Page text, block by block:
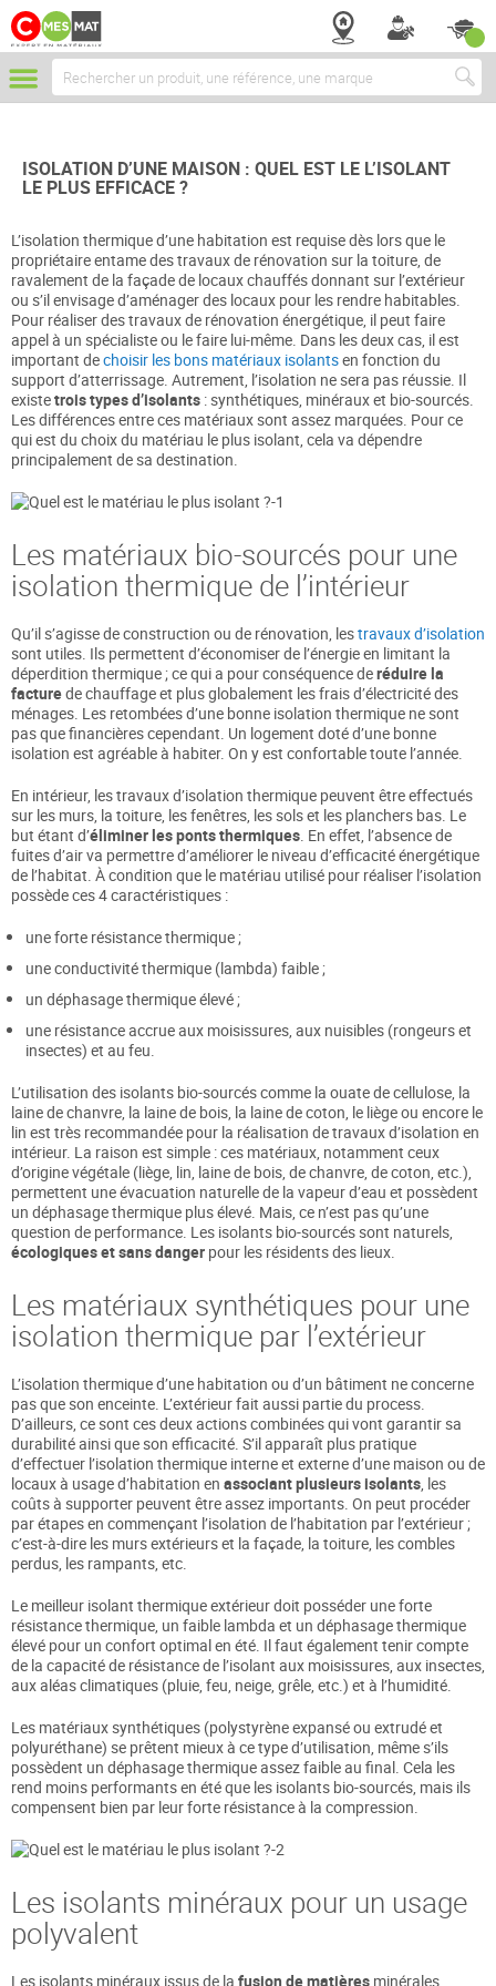
Chercher
ISOLATION D’UNE MAISON : QUEL EST LE L’ISOLANT
LE PLUS EFFICACE ?
L’isolation thermique d’une habitation est requise dès lors que le
propriétaire entame des travaux de rénovation sur la toiture, de
ravalement de la façade de locaux chauffés donnant sur l’extérieur
ou s’il envisage d’aménager des locaux pour les rendre habitables.
Pour réaliser des travaux de rénovation énergétique, il peut faire
appel à un spécialiste ou le faire lui-même. Dans les deux cas, il est
important dechoisir les bons matériaux isolantsen fonction du
support d’atterrissage. Autrement, l’isolation ne sera pas réussie. Il
existetrois types d’isolants : synthétiques, minéraux et bio-sourcés.
Les différences entre ces matériaux sont assez marquées. Pour ce
qui est du choix du matériau le plus isolant, cela va dépendre
principalement de sa destination.
Les matériaux bio-sourcés pour une
isolation thermique de l’intérieur
Qu’il s’agisse de construction ou de rénovation, lestravaux d’isolation
sont utiles. Ils permettent d’économiser de l’énergie en limitant la
déperdition thermique ; ce qui a pour conséquence deréduire la
facturede chauffage et plus globalement les frais d’électricité des
ménages. Les retombées d’une bonne isolation thermique ne sont
pas que financières cependant. Un logement doté d’une bonne
isolation est agréable à habiter. On y est confortable toute l’année.
En intérieur, les travaux d’isolation thermique peuvent être effectués
sur les murs, la toiture, les fenêtres, les sols et les planchers bas. Le
but étant d’éliminer les ponts thermiques. En effet, l’absence de
fuites d’air va permettre d’améliorer le niveau d’efficacité énergétique
de l’habitat. À condition que le matériau utilisé pour réaliser l’isolation
possède ces 4 caractéristiques :
une forte résistance thermique ;
une conductivité thermique (lambda) faible ;
un déphasage thermique élevé ;
une résistance accrue aux moisissures, aux nuisibles (rongeurs et
insectes) et au feu.
L’utilisation des isolants bio-sourcés comme la ouate de cellulose, la
laine de chanvre, la laine de bois, la laine de coton, le liège ou encore le
lin est très recommandée pour la réalisation de travaux d’isolation en
intérieur. La raison est simple : ces matériaux, notamment ceux
d’origine végétale (liège, lin, laine de bois, de chanvre, de coton, etc.),
permettent une évacuation naturelle de la vapeur d’eau et possèdent
un déphasage thermique plus élevé. Mais, ce n’est pas qu’une
question de performance. Les isolants bio-sourcés sont naturels,
écologiques et sans danger pour les résidents des lieux.
Les matériaux synthétiques pour une
isolation thermique par l’extérieur
L’isolation thermique d’une habitation ou d’un bâtiment ne concerne
pas que son enceinte. L’extérieur fait aussi partie du process.
D’ailleurs, ce sont ces deux actions combinées qui vont garantir sa
durabilité ainsi que son efficacité. S’il apparaît plus pratique
d’effectuer l’isolation thermique interne et externe d’une maison ou de
locaux à usage d’habitation en associant plusieurs isolants, les
coûts à supporter peuvent être assez importants. On peut procéder
par étapes en commençant l’isolation de l’habitation par l’extérieur ;
c’est-à-dire les murs extérieurs et la façade, la toiture, les combles
perdus, les rampants, etc.
Le meilleur isolant thermique extérieur doit posséder une forte
résistance thermique, un faible lambda et un déphasage thermique
élevé pour un confort optimal en été. Il faut également tenir compte
de la capacité de résistance de l’isolant aux moisissures, aux insectes,
aux aléas climatiques (pluie, feu, neige, grêle, etc.) et à l’humidité.
Les matériaux synthétiques (polystyrène expansé ou extrudé et
polyuréthane) se prêtent mieux à ce type d’utilisation, même s’ils
possèdent un déphasage thermique assez faible au final. Cela les
rend moins performants en été que les isolants bio-sourcés, mais ils
compensent bien par leur forte résistance à la compression.
Les isolants minéraux pour un usage
polyvalent
Les isolants minéraux issus de la fusion de matières minérales,